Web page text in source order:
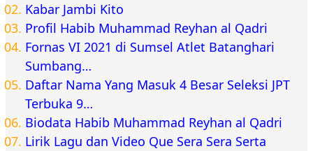
Kabar Jambi Kito
Profil Habib Muhammad Reyhan al Qadri
Fornas VI 2021 di Sumsel Atlet Batanghari
Sumbang…
Daftar Nama Yang Masuk 4 Besar Seleksi JPT
Terbuka 9…
Biodata Habib Muhammad Reyhan al Qadri
Lirik Lagu dan Video Que Sera Sera Serta